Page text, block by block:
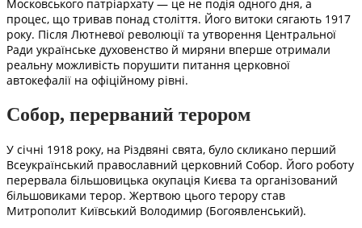
Московського патріархату — це не подія одного дня, а
процес, що тривав понад століття. Його витоки сягають 1917
року. Після Лютневої революції та утворення Центральної
Ради українське духовенство й миряни вперше отримали
реальну можливість порушити питання церковної
автокефалії на офіційному рівні.
Собор, перерваний терором
У січні 1918 року, на Різдвяні свята, було скликано перший
Всеукраїнський православний церковний Собор. Його роботу
перервала більшовицька окупація Києва та організований
більшовиками терор. Жертвою цього терору став
Митрополит Київський Володимир (Богоявленський).